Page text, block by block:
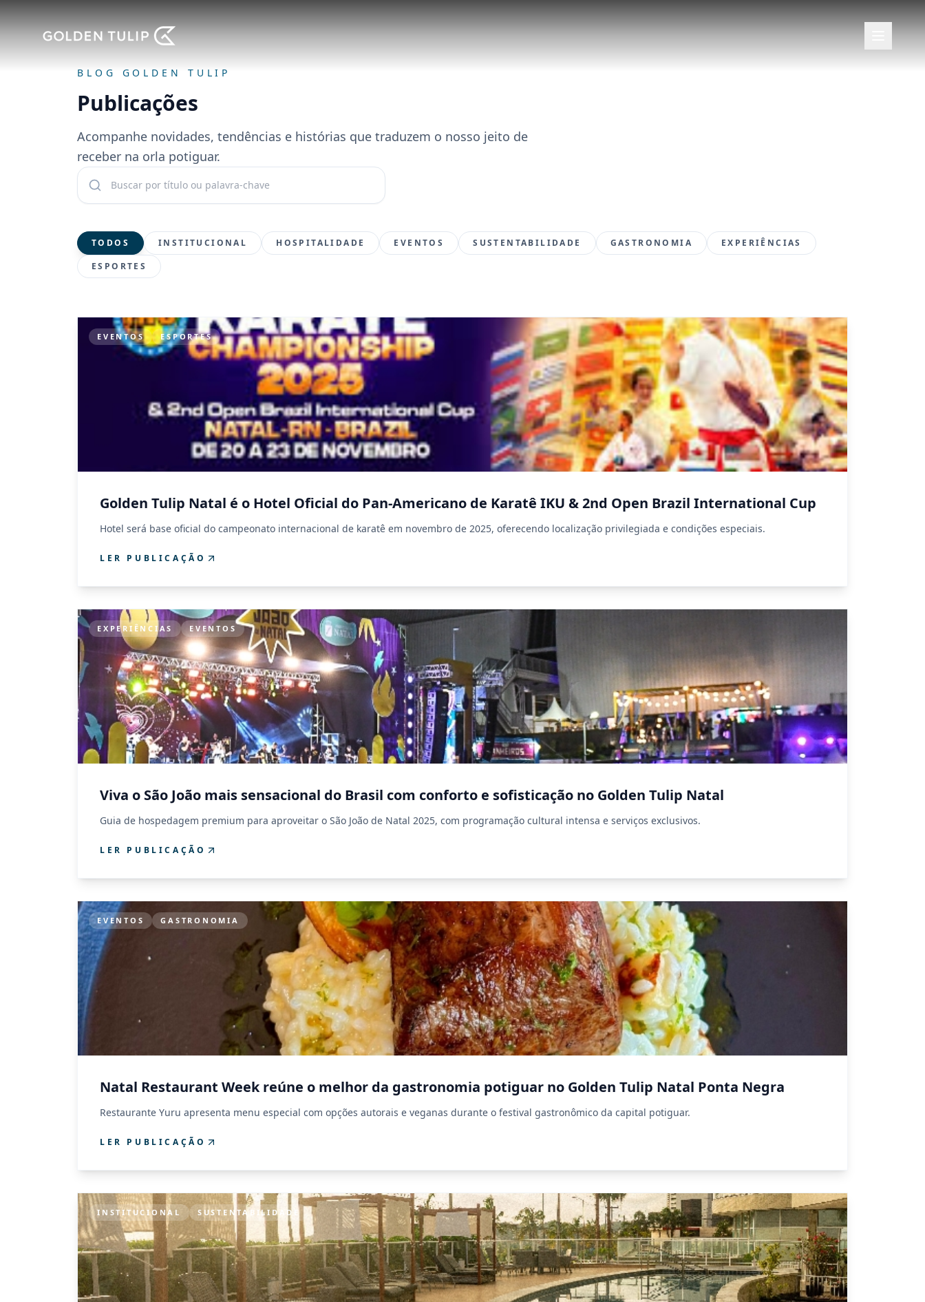
BLOG GOLDEN TULIP
Publicações
Acompanhe novidades, tendências e histórias que traduzem o nosso jeito de
receber na orla potiguar.
Buscar publicações
TODOS INSTITUCIONAL HOSPITALIDADE EVENTOS SUSTENTABILIDADE GASTRONOMIA
EXPERIÊNCIAS
ESPORTES
EVENTOS ESPORTES
Golden Tulip Natal é o Hotel Oficial do Pan-Americano de Karatê IKU & 2nd Open Brazil International Cup
Hotel será base oficial do campeonato internacional de karatê em novembro de 2025, oferecendo localização privilegiada e condições especiais.
LER PUBLICAÇÃO
EXPERIÊNCIAS EVENTOS
Viva o São João mais sensacional do Brasil com conforto e sofisticação no Golden Tulip Natal
Guia de hospedagem premium para aproveitar o São João de Natal 2025, com programação cultural intensa e serviços exclusivos.
LER PUBLICAÇÃO
EVENTOS GASTRONOMIA
Natal Restaurant Week reúne o melhor da gastronomia potiguar no Golden Tulip Natal Ponta Negra
Restaurante Yuru apresenta menu especial com opções autorais e veganas durante o festival gastronômico da capital potiguar.
LER PUBLICAÇÃO
INSTITUCIONAL SUSTENTABILIDADE